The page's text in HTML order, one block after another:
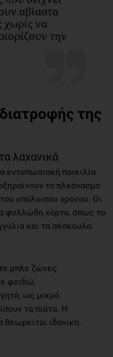
αβίαστα
χωρίς να
την
διατροφής της
λαχανικά
εντυπωσιακή ποικιλία
το πλεόνασμα
υπόλοιπου χρόνου. Οι
φυλλώδη χόρτα, όπως το
και τα σέσκουλα.
μπλε ζώνες
φειδώ,
ως μικρό
τα πιάτα. Η
ιδανική.